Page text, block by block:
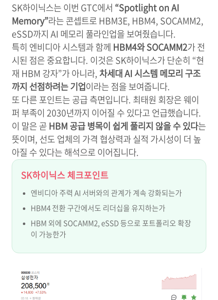
SK하이닉스는 이번 GTC에서 “Spotlight on AI
Memory”라는 콘셉트로 HBM3E, HBM4, SOCAMM2,
eSSD까지 AI 메모리 풀라인업을 보여줬습니다.
특히 엔비디아 시스템과 함께 HBM4와 SOCAMM2가 전
시된 점은 중요합니다. 이것은 SK하이닉스가 단순히 “현
재 HBM 강자”가 아니라, 차세대 AI 시스템 메모리 구조
까지 선점하려는 기업이라는 점을 보여줍니다.
또 다른 포인트는 공급 측면입니다. 최태원 회장은 웨이
퍼 부족이 2030년까지 이어질 수 있다고 언급했습니다.
이 말은 곧HBM 공급 병목이 쉽게 풀리지 않을 수 있다는
뜻이며, 선도 업체의 가격 협상력과 실적 가시성이 더 높
아질 수 있다는 해석으로 이어집니다.
SK하이닉스 체크포인트
엔비디아 주력 AI 서버와의 관계가 계속 강화되는가
HBM4 전환 구간에서도 리더십을 유지하는가
HBM 외에 SOCAMM2, eSSD 등으로 포트폴리오 확장
이 가능한가